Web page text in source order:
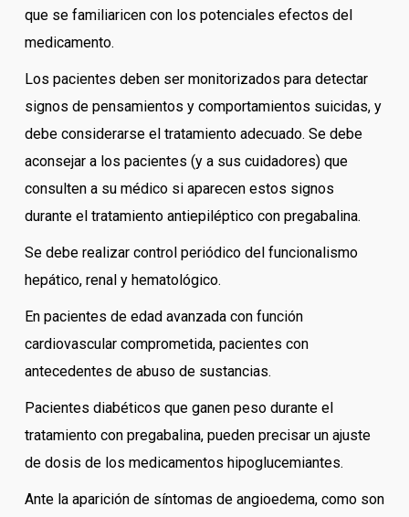
que se familiaricen con los potenciales efectos del
medicamento.
Los pacientes deben ser monitorizados para detectar
signos de pensamientos y comportamientos suicidas, y
debe considerarse el tratamiento adecuado. Se debe
aconsejar a los pacientes (y a sus cuidadores) que
consulten a su médico si aparecen estos signos
durante el tratamiento antiepiléptico con pregabalina.
Se debe realizar control periódico del funcionalismo
hepático, renal y hematológico.
En pacientes de edad avanzada con función
cardiovascular comprometida, pacientes con
antecedentes de abuso de sustancias.
Pacientes diabéticos que ganen peso durante el
tratamiento con pregabalina, pueden precisar un ajuste
de dosis de los medicamentos hipoglucemiantes.
Ante la aparición de síntomas de angioedema, como son